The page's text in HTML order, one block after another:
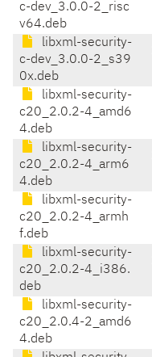
c-dev_3.0.0-2_risc
v64.deb
libxml-security-
c-dev_3.0.0-2_s39
0x.deb
libxml-security-
c20_2.0.2-4_amd6
4.deb
libxml-security-
c20_2.0.2-4_arm6
4.deb
libxml-security-
c20_2.0.2-4_armh
f.deb
libxml-security-
c20_2.0.2-4_i386.
deb
libxml-security-
c20_2.0.4-2_amd6
4.deb